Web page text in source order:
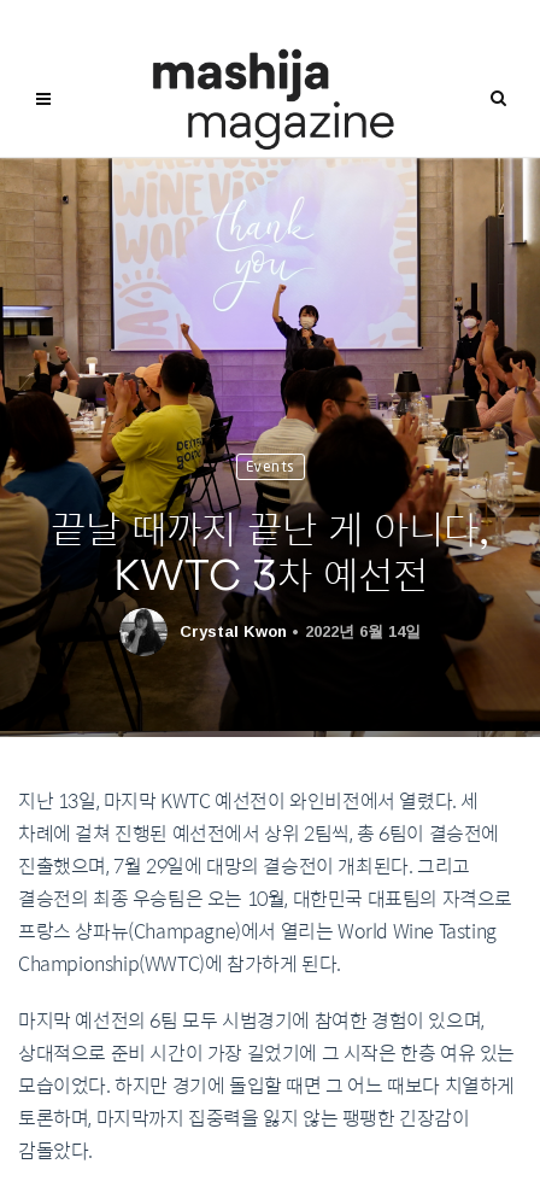
Events
끝날 때까지 끝난 게 아니다,
KWTC 3차 예선전
Crystal Kwon 2022년 6월 14일
지난 13일, 마지막 KWTC 예선전이 와인비전에서 열렸다. 세
차례에 걸쳐 진행된 예선전에서 상위 2팀씩, 총 6팀이 결승전에
진출했으며, 7월 29일에 대망의 결승전이 개최된다. 그리고
결승전의 최종 우승팀은 오는 10월, 대한민국 대표팀의 자격으로
프랑스 샹파뉴(Champagne)에서 열리는 World Wine Tasting
Championship(WWTC)에 참가하게 된다.
마지막 예선전의 6팀 모두 시범경기에 참여한 경험이 있으며,
상대적으로 준비 시간이 가장 길었기에 그 시작은 한층 여유 있는
모습이었다. 하지만 경기에 돌입할 때면 그 어느 때보다 치열하게
토론하며, 마지막까지 집중력을 잃지 않는 팽팽한 긴장감이
감돌았다.